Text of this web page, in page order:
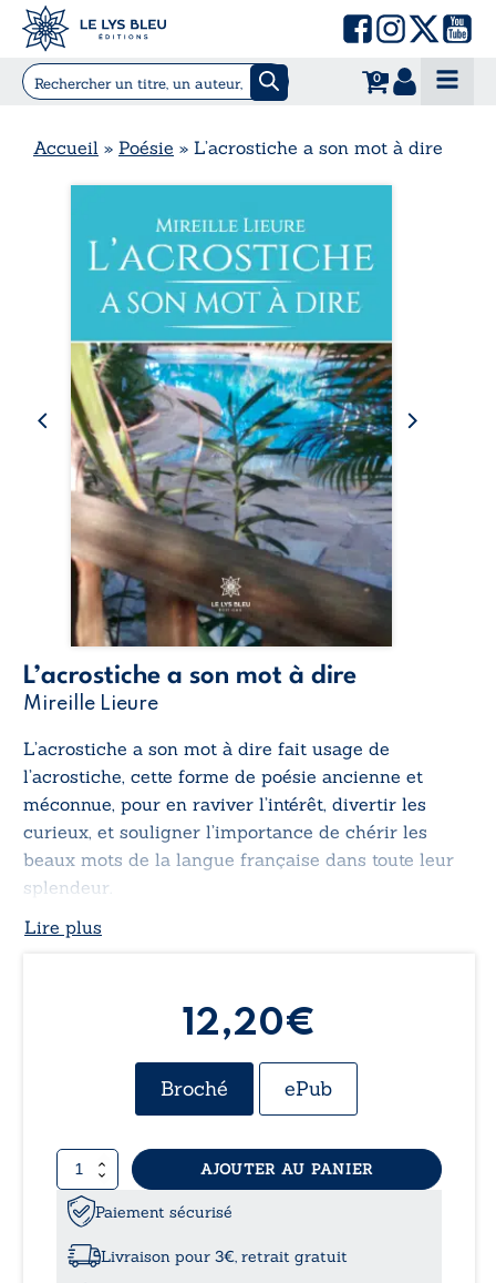
0
Accueil » Poésie » L’acrostiche a son mot à dire
L’acrostiche a son mot à dire
Mireille Lieure
L’acrostiche a son mot à dire fait usage de
l’acrostiche, cette forme de poésie ancienne et
méconnue, pour en raviver l’intérêt, divertir les
curieux, et souligner l’importance de chérir les
beaux mots de la langue française dans toute leur
splendeur.
Lire plus
12,20€
Broché ePub
quantité
de
L’acrostiche
son
mot
AJOUTER AU PANIER
Paiement sécurisé
Livraison pour 3€, retrait gratuit